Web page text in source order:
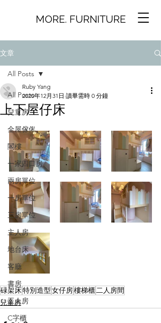
MORE. FURNITURE
文章
All Posts
兒童房
全屋傢俬
閣樓
一家四口房
兩房單位
一房單位
三房單位
主人房
地台床
客廳
書房
工人房
C字櫃
All Posts
上下屋仔床
Ruby Yang
2020年12月31日 讀畢需時 0 分鐘
碌架床特別造型女仔房樓梯櫃二人房間
兒童房